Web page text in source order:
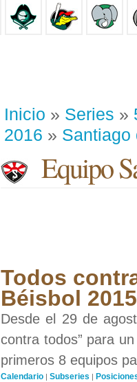
Inicio » Series »
2016 » Santiago
Equipo
Todos
Béisbol
Desde el 29 de
contra todos” para
primeros 8 equipos
Calendario | Subseries |